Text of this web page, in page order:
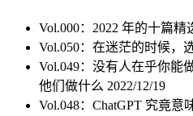
Vol.000：2022 年的十篇精
Vol.050：在迷茫的时候，
Vol.049：没有人在乎你能
他们做什么 2022/12/19
Vol.048：ChatGPT 究竟